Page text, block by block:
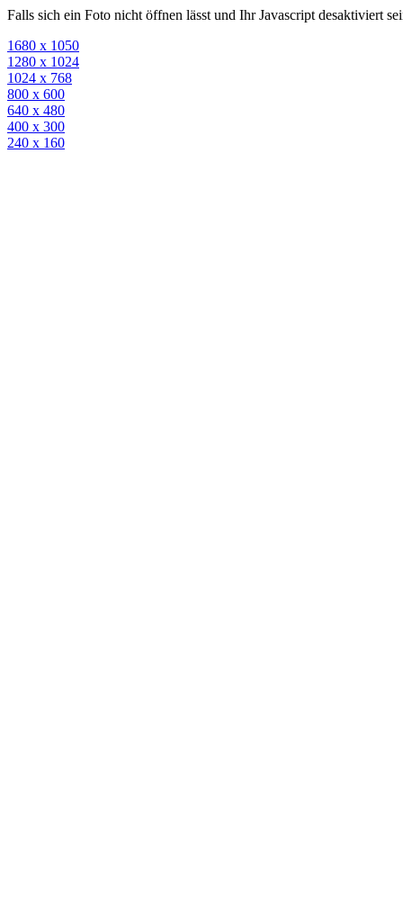
Falls sich ein Foto nicht öffnen lässt und Ihr Javascript desaktiviert
1680 x 1050
1280 x 1024
1024 x 768
800 x 600
640 x 480
400 x 300
240 x 160